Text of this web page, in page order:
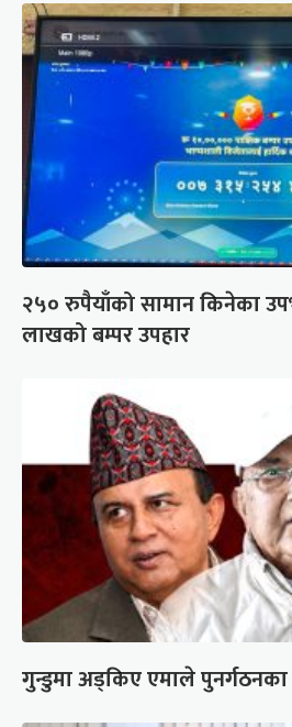
२५० रुपैयाँको सामान किनेका
लाखको बम्पर उपहार
गुन्डुमा अड्किए एमाले पुनर्गठनका